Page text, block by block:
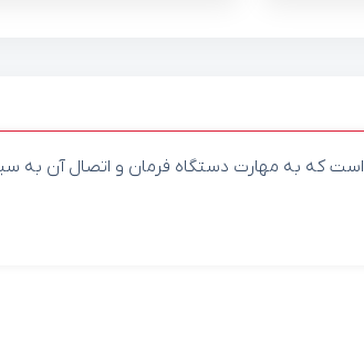
است که به مهارت دستگاه فرمان و اتصال آن به